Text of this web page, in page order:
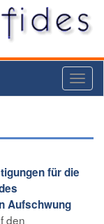
für die
Aufschwung
den